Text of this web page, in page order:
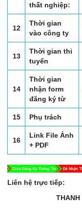
thất nghiệp:
12
Thời gian
vào công ty
13
Thời gian thi
tuyển
14
Thời gian
nhận form
đăng ký từ
15 Phụ trách
16
Link File Ảnh
+ PDF
Liên hệ trực tiếp:
THANH